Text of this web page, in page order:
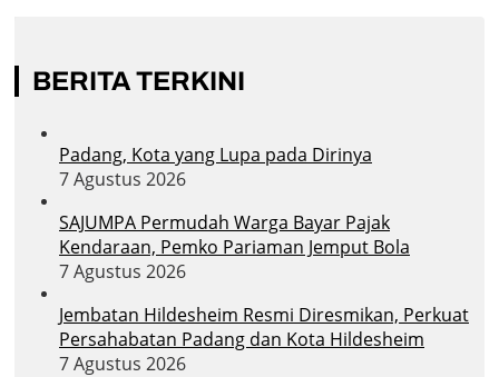
BERITA TERKINI
Padang, Kota yang Lupa pada Dirinya
7 Agustus 2026
SAJUMPA Permudah Warga Bayar Pajak
Kendaraan, Pemko Pariaman Jemput Bola
7 Agustus 2026
Jembatan Hildesheim Resmi Diresmikan, Perkuat
Persahabatan Padang dan Kota Hildesheim
7 Agustus 2026